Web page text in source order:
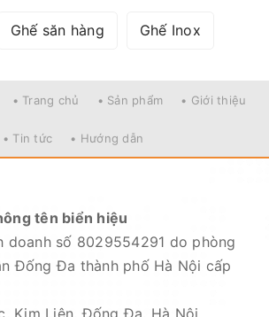
Ghế săn hàng Ghế Inox
• Trang chủ • Sản phẩm • Giới thiệu
• Tin tức • Hướng dẫn
tên biển hiệu
doanh số 8029554291 do phòng
Đống Đa thành phố Hà Nội cấp